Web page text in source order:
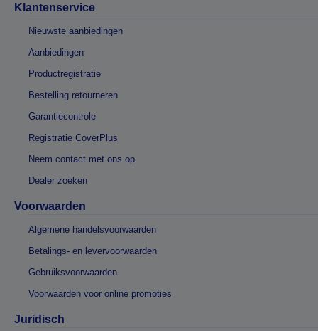
Klantenservice
Nieuwste aanbiedingen
Aanbiedingen
Productregistratie
Bestelling retourneren
Garantiecontrole
Registratie CoverPlus
Neem contact met ons op
Dealer zoeken
Voorwaarden
Algemene handelsvoorwaarden
Betalings- en levervoorwaarden
Gebruiksvoorwaarden
Voorwaarden voor online promoties
Juridisch